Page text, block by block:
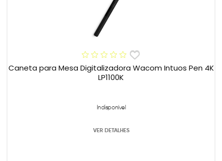
Caneta para Mesa Digitalizadora Wacom Intuos Pen 4K
LP1100K
Indisponível
VER DETALHES